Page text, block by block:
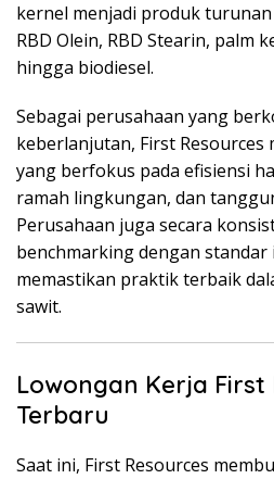
kernel menjadi produk
RBD Olein, RBD Stearin, palm
hingga biodiesel.
Sebagai perusahaan yang
keberlanjutan, First
yang berfokus pada efisiensi
ramah lingkungan, dan
Perusahaan juga secara
benchmarking dengan
memastikan praktik terbaik
sawit.
Lowongan Kerja First
Terbaru
Saat ini, First Resources